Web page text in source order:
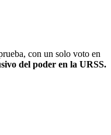
con un solo voto en
del poder en la URSS.